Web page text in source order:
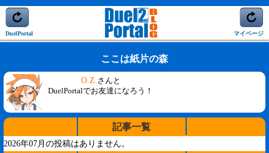
DuelPortal マイページ
ここは紙片の森
O.Z.さんと
DuelPortalでお友達になろう！
記事一覧
2026年07月の投稿はありません。